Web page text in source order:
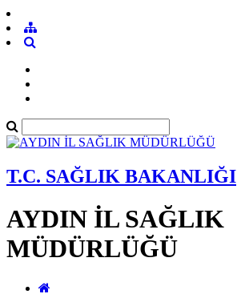
T.C. SAĞLIK BAKANLIĞI
AYDIN İL SAĞLIK
MÜDÜRLÜĞÜ